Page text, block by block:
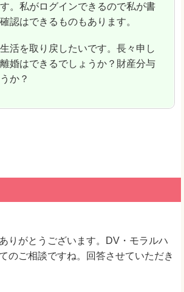
。私がログインできるので私が書
認はできるものもあります。
活を取り戻したいです。長々申し
婚はできるでしょうか？財産分与
か？
りがとうございます。DV・モラルハ
のご相談ですね。回答させていただき